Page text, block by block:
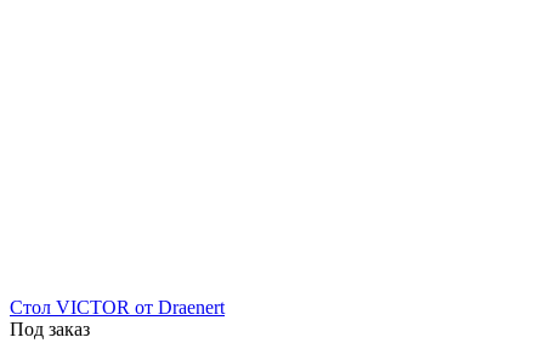
Cтол VICTOR от Draenert
Под заказ